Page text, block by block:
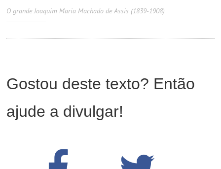
O grande Joaquim Maria Machado de Assis (1839-1908)
Gostou deste texto? Então
ajude a divulgar!